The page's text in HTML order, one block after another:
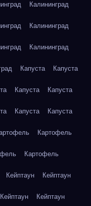
Калининград
Калининград
Калининград
Капуста Капуста
Капуста Капуста
Капуста Капуста
Картофель
Картофель
Кейптаун Кейптаун
Кейптаун Кейптаун